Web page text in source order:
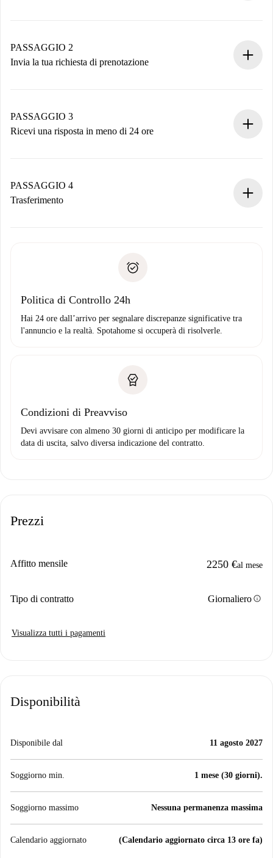
Hai tutte le informazioni necessarie in anticipo.
PASSAGGIO 2
Invia la tua richiesta di prenotazione
non accetta.
PASSAGGIO 3
Ricevi una risposta in meno di 24 ore
contatto con il proprietario.
Se rifiutata: non ti addebiteremo nulla e ti proporremo
Domiciliazione del pagamento
PASSAGGIO 4
Trasferimento
solo se non segnali problemi.
Politica di Controllo 24h
Hai 24 ore dall’arrivo per segnalare discrepanze significative tra
l'annuncio e la realtà. Spotahome si occuperà di risolverle.
Condizioni di Preavviso
Devi avvisare con almeno 30 giorni di anticipo per modificare la
data di uscita, salvo diversa indicazione del contratto.
Prezzi
Affitto mensile 2250 €al mese
Tipo di contratto Giornalieroinfo
Visualizza tutti i pagamenti
Disponibilità
Disponibile dal 11 agosto 2027
Soggiorno min. 1 mese (30 giorni).
Soggiorno massimo Nessuna permanenza massima
Calendario aggiornato (Calendario aggiornato circa 13 ore fa)